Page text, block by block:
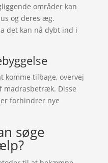
områder kan
og deres æg.
det kan nå dybt ind i
komme tilbage, overvej
madrasbetræk. Disse
forhindrer nye
søge